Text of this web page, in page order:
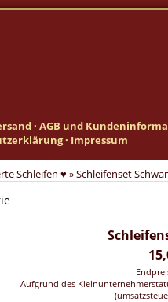
· AGB und
· Impressum
Schleifen ♥ »Schleifenset
Aufgrund des